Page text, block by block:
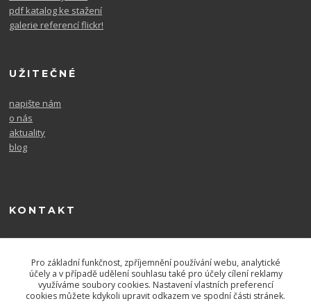
pdf katalog ke stažení
galerie referencí flickr!
UŽITEČNÉ
napište nám
o nás
aktuality
blog
KONTAKT
604 567 726
Pro základní funkčnost, zpříjemnění používání webu, analytické
účely a v případě udělení souhlasu také pro účely cílení reklamy
využíváme soubory cookies. Nastavení vlastních preferencí
cookies můžete kdykoli upravit odkazem ve spodní části stránek.